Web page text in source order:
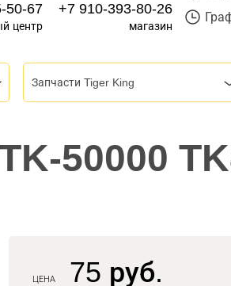
50-67
центр
+7 910-393-80-26
магазин
Запчасти Tiger King
50000
ЦЕНА 75 руб.